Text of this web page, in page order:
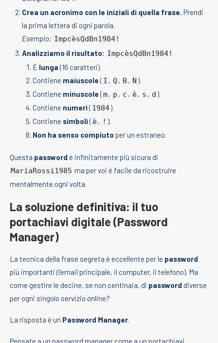
Crea un acronimo con le iniziali di quella frase. Prendi
la prima lettera di ogni parola.
Esempio: ImpcèsQdBn1984!
Analizziamo il risultato: ImpcèsQdBn1984!
È lunga(16 caratteri).
Contiene maiuscole( I , Q, B, N ).
Contiene minuscole(m, p , c , è, s , d ).
Contiene numeri( 1984).
Contiene simboli( è, ! ).
Non ha senso compiuto per un estraneo.
Questa password è infinitamente più sicura di
MariaRossi1985 ma per voi è facile da ricostruire
mentalmente ogni volta.
La soluzione definitiva: il tuo
portachiavi digitale (Password
Manager)
La tecnica della frase segreta è eccellente per le password
più importanti (l’email principale, il computer, il telefono). Ma
come gestire le decine, se non centinaia, di password diverse
per ogni singolo servizio online?
La risposta è un Password Manager.
Pensate a un password manager come a un portachiavi